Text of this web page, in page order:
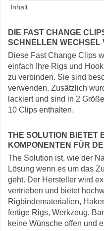
Inhalt
DIE FAST CHANGE
SCHNELLEN WECHSEL
Diese Fast Change Clips
einfach Ihre Rigs und
zu verbinden. Sie sind
verwenden. Zusätzlich
lackiert und sind in 2
10 Clips enthalten.
THE SOLUTION BIETET
KOMPONENTEN FÜR
The Solution ist, wie der
Lösung wenn es um das
geht. Der Hersteller wird
vertrieben und bietet
Rigbindematerialien,
fertige Rigs, Werkzeug,
keine Wünsche offen und